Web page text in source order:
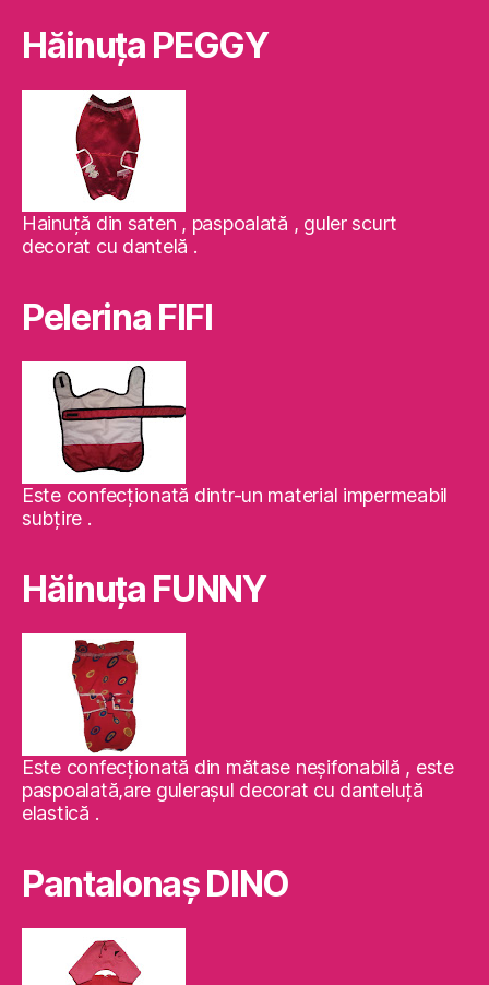
Hăinuţa PEGGY
Hainuţă din saten , paspoalată , guler scurt
decorat cu dantelă .
Pelerina FIFI
Este confecţionată dintr-un material impermeabil
subţire .
Hăinuţa FUNNY
Este confecţionată din mătase neşifonabilă , este
paspoalată,are guleraşul decorat cu danteluţă
elastică .
Pantalonaş DINO